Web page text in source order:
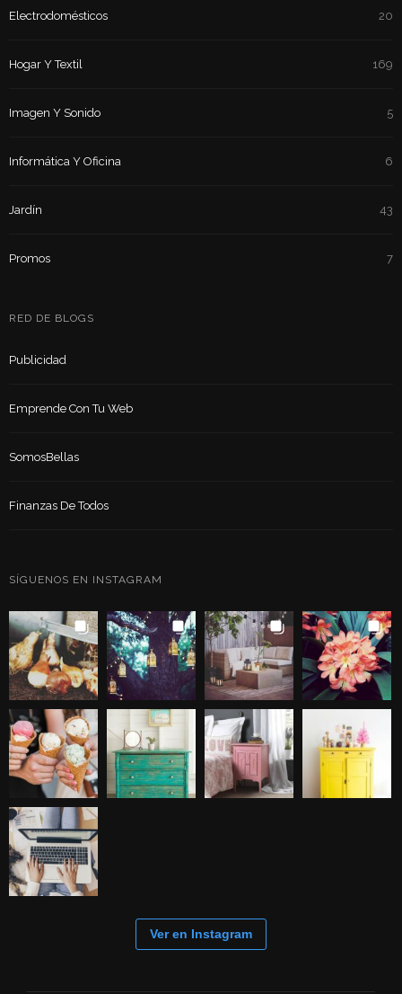
Electrodomésticos 20
Hogar Y Textil 169
Imagen Y Sonido 5
Informática Y Oficina 6
Jardín 43
Promos 7
RED DE BLOGS
Publicidad
Emprende Con Tu Web
SomosBellas
Finanzas De Todos
SÍGUENOS EN INSTAGRAM
Ver en Instagram